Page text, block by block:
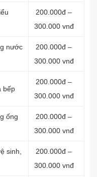
200.000đ –
300.000 vnđ
nước
200.000đ –
300.000 vnđ
bếp
200.000đ –
300.000 vnđ
ống
200.000đ –
300.000 vnđ
sinh,
200.000đ –
300.000 vnđ